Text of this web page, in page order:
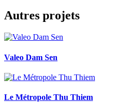
Autres projets
Valeo Dam Sen
Le Métropole Thu Thiem